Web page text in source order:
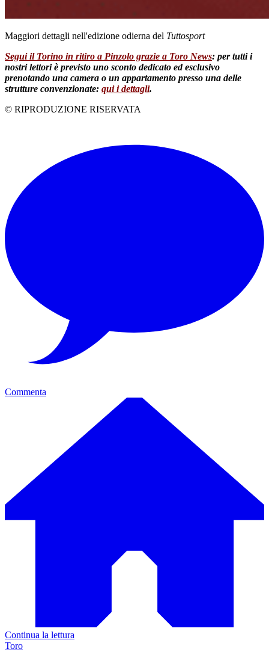
Maggiori dettagli nell'edizione odierna del Tuttosport
Segui il Torino in ritiro a Pinzolo grazie a Toro News: per tutti i
nostri lettori è previsto uno sconto dedicato ed esclusivo
prenotando una camera o un appartamento presso una delle
strutture convenzionate: qui i dettagli.
© RIPRODUZIONE RISERVATA
Commenta
Continua la lettura
Toro